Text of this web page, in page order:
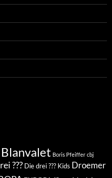
Blanvalet Boris Pfeiffer cbj
??? Die drei ??? Kids Droemer